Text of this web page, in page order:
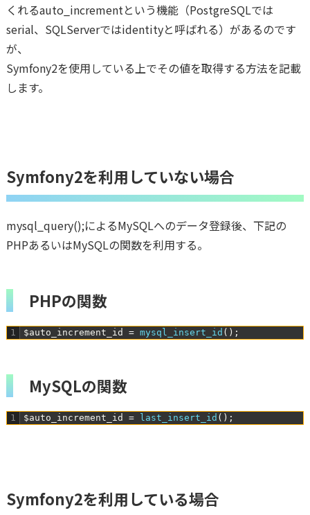
くれるauto_incrementという機能（PostgreSQLでは
serial、SQLServerではidentityと呼ばれる）があるのです
が、
Symfony2を使用している上でその値を取得する方法を記載
します。
Symfony2を利用していない場合
mysql_query();によるMySQLへのデータ登録後、下記の
PHPあるいはMySQLの関数を利用する。
PHPの関数
1 $auto_increment_id = mysql_insert_id ( ) ;
MySQLの関数
1 $auto_increment_id = last_insert_id ( ) ;
Symfony2を利用している場合